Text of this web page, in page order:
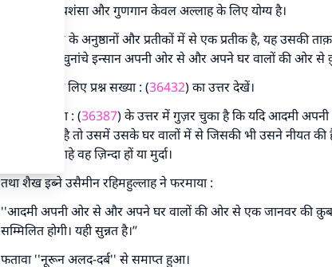
हर प्रकार की प्रशंसा और गुणगान केवल अल्लाह के लिए योग्य है।
क़ुर्बानी इस्लाम के अनुष्ठानों और प्रतीकों में से एक प्रतीक है, यह उसकी
मुअक्कदा है। चुनांचे इन्सान अपनी ओर से और अपने घर वालों की ओर से
तथा फायदा के लिए प्रश्न सख्या : (36432) का उत्तर देखें।
तथा प्रश्न संख्या : (36387) के उत्तर में गुज़र चुका है कि यदि आदमी
क़ुर्बानी करता है तो उसमें उसके घर वालों में से जिसकी भी उसने नीयत
बच्चे वगैरह, चाहे वह ज़िन्दा हों या मुर्दा।
तथा शैख इब्ने उसैमीन रहिमहुल्लाह ने फरमाया :
''आदमी अपनी ओर से और अपने घर वालों की ओर से एक जानवर की
सम्मिलित होगी। यही सुन्नत है।’’
फतावा ''नूरून अलद-दर्ब'' से समाप्त हुआ।
उत्तर संख्या 110845 ने एक